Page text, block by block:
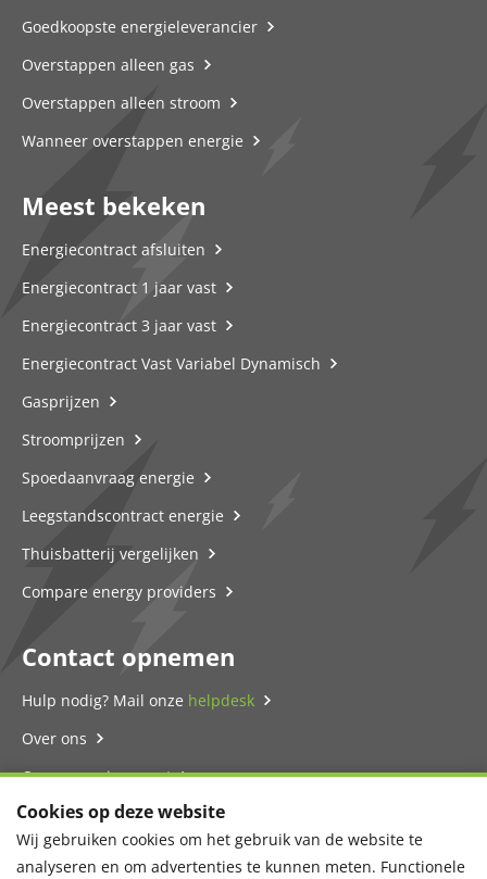
Cookies op deze website
Wij gebruiken cookies om het gebruik van de website te
analyseren en om advertenties te kunnen meten. Functionele
Goedkoopste energieleverancier
Overstappen alleen gas
Overstappen alleen stroom
Wanneer overstappen energie
Meest bekeken
Energiecontract afsluiten
Energiecontract 1 jaar vast
Energiecontract 3 jaar vast
Energiecontract Vast Variabel Dynamisch
Gasprijzen
Stroomprijzen
Spoedaanvraag energie
Leegstandscontract energie
Thuisbatterij vergelijken
Compare energy providers
Contact opnemen
Hulp nodig? Mail onze helpdesk
Over ons
Onze energie-expert
Contact
Privacyverklaring